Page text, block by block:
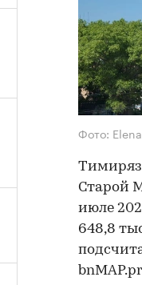
Фото:
Старой
июле
648,8